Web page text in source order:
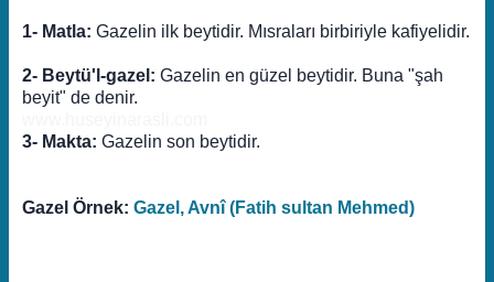
1- Matla: Gazelin ilk beytidir. Mısraları birbiriyle kafiyelidir.
2- Beytü'l-gazel: Gazelin en güzel beytidir. Buna "şah
beyit" de denir.
3- Makta: Gazelin son beytidir.
Gazel Örnek: Gazel, Avnî (Fatih sultan Mehmed)